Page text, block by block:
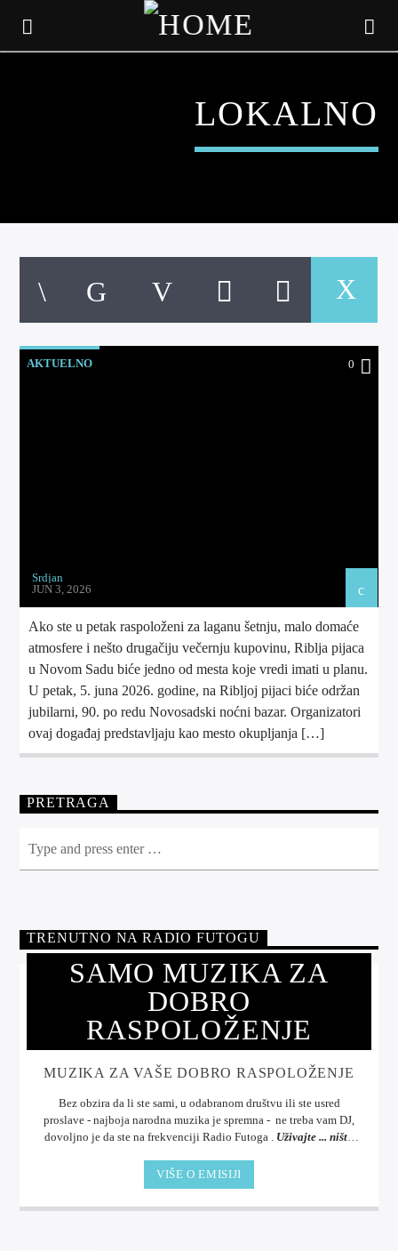
TITLE
RADIO FUTOG KRAJINA
LOKALNO
AKTUELNO 0
Srdjan
JUN 3, 2026
Ako ste u petak raspoloženi za laganu šetnju, malo domaće
atmosfere i nešto drugačiju večernju kupovinu, Riblja pijaca
u Novom Sadu biće jedno od mesta koje vredi imati u planu.
U petak, 5. juna 2026. godine, na Ribljoj pijaci biće održan
jubilarni, 90. po redu Novosadski noćni bazar. Organizatori
ovaj događaj predstavljaju kao mesto okupljanja […]
PRETRAGA
TRENUTNO NA RADIO FUTOGU
SAMO MUZIKA ZA
DOBRO
RASPOLOŽENJE
MUZIKA ZA VAŠE DOBRO RASPOLOŽENJE
Bez obzira da li ste sami, u odabranom društvu ili ste usred
proslave - najboja narodna muzika je spremna - ne treba vam DJ,
dovoljno je da ste na frekvenciji Radio Futoga . Uživajte ... ništa
VIŠE O EMISIJI